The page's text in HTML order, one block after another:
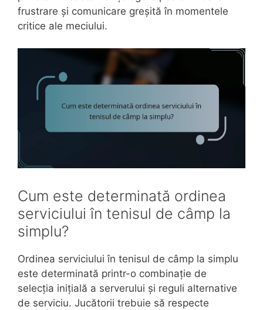
frustrare și comunicare greșită în momentele
critice ale meciului.
Cum este determinată ordinea
serviciului în tenisul de câmp la
simplu?
Ordinea serviciului în tenisul de câmp la simplu
este determinată printr-o combinație de
selecția inițială a serverului și reguli alternative
de serviciu. Jucătorii trebuie să respecte